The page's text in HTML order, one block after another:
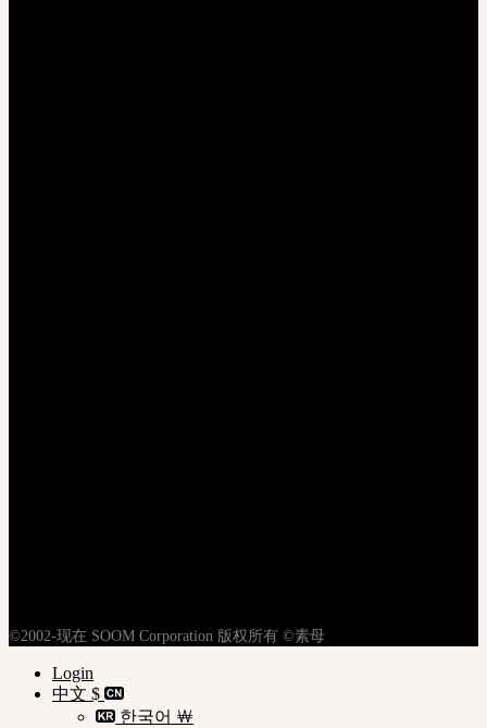
©2002-现在 SOOM Corporation 版权所有 ©素母
Login
中文 $
한국어 ￦